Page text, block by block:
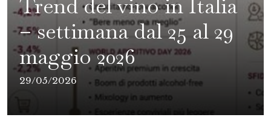
Trend del vino in Italia
– settimana dal 25 al 29
maggio 2026
29/05/2026